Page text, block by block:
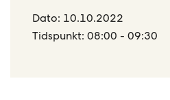
Dato: 10.10.2022
Tidspunkt: 08:00 - 09:30